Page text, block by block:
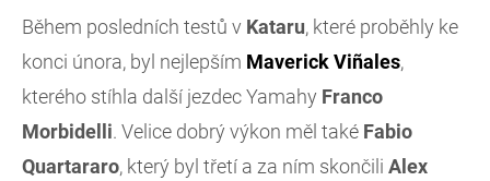
Během posledních testů v Kataru, které proběhly ke
konci února, byl nejlepším Maverick Viñales,
kterého stíhla další jezdec Yamahy Franco
Morbidelli. Velice dobrý výkon měl také Fabio
Quartararo, který byl třetí a za ním skončili Alex